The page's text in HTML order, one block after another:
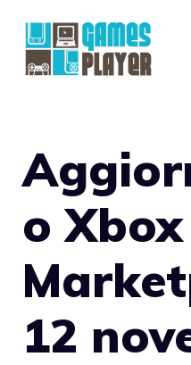
contenuto
o
12